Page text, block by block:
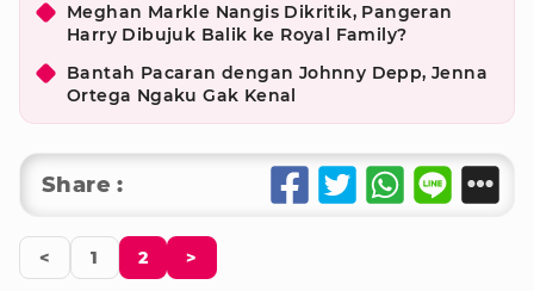
Meghan Markle Nangis Dikritik, Pangeran
Harry Dibujuk Balik ke Royal Family?
Bantah Pacaran dengan Johnny Depp, Jenna
Ortega Ngaku Gak Kenal
Share :
< 1 2 >